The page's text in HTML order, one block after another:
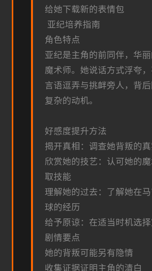
给她下载新的表情包
亚纪培养指南
角色特点
亚纪是主角的前同伴，华
魔术师。她说话方式浮夸
言语逗弄与挑衅旁人，背
复杂的动机。
好感度提升方法
揭开真相：调查她背叛的真
欣赏她的技艺：认可她的
取技能
理解她的过去：了解她在
球的经历
给予原谅：在适当时机选
剧情要点
她的背叛可能另有隐情
收集证据证明主角的清白